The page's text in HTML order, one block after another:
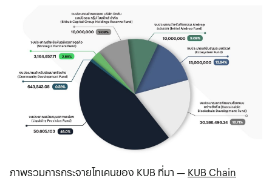
ภาพรวมการกระจายโทเคนของ KUB ที่มา — KUB Chain